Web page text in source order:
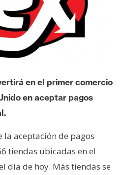
en el primer comercio
en aceptar pagos
la aceptación de pagos
tiendas ubicadas en el
día de hoy. Más tiendas se